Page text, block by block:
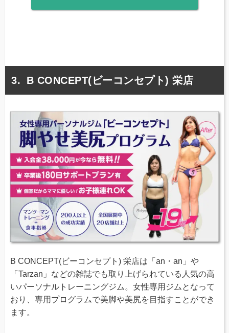
B CONCEPT(ビーコンセプト) 栄店
B CONCEPT(ビーコンセプト) 栄店は「an・an」や
「Tarzan」などの雑誌でも取り上げられている人気の高
いパーソナルトレーニングジム。女性専用ジムとなって
おり、専用プログラムで美脚や美尻を目指すことができ
ます。